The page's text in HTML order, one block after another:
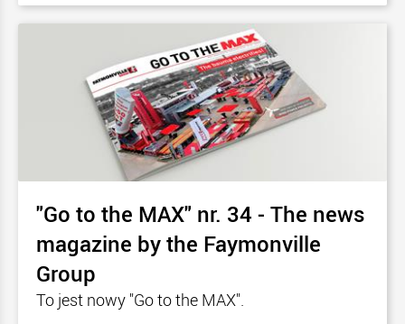
"Go to the MAX" nr. 34 - The news
magazine by the Faymonville
Group
To jest nowy "Go to the MAX".